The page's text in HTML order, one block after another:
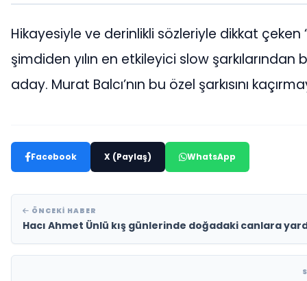
Hikayesiyle ve derinlikli sözleriyle dikkat çeken
şimdiden yılın en etkileyici slow şarkılarından
aday. Murat Balcı’nın bu özel şarkısını
Facebook X (Paylaş) WhatsApp
ÖNCEKI HABER
Hacı Ahmet Ünlü kış günlerinde doğadaki canlara